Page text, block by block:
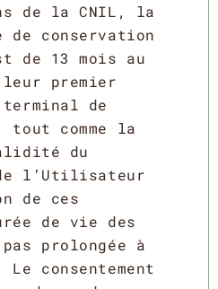
de la CNIL, la
de conservation
de 13 mois au
leur premier
de
comme la
du
de l’Utilisateur
de ces
de vie des
prolongée à
consentement